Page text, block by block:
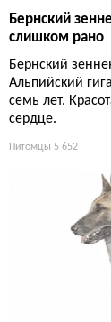
Бернский
слишком рано
Бернский
Альпийский
семь лет.
сердце.
Питомцы 5 652